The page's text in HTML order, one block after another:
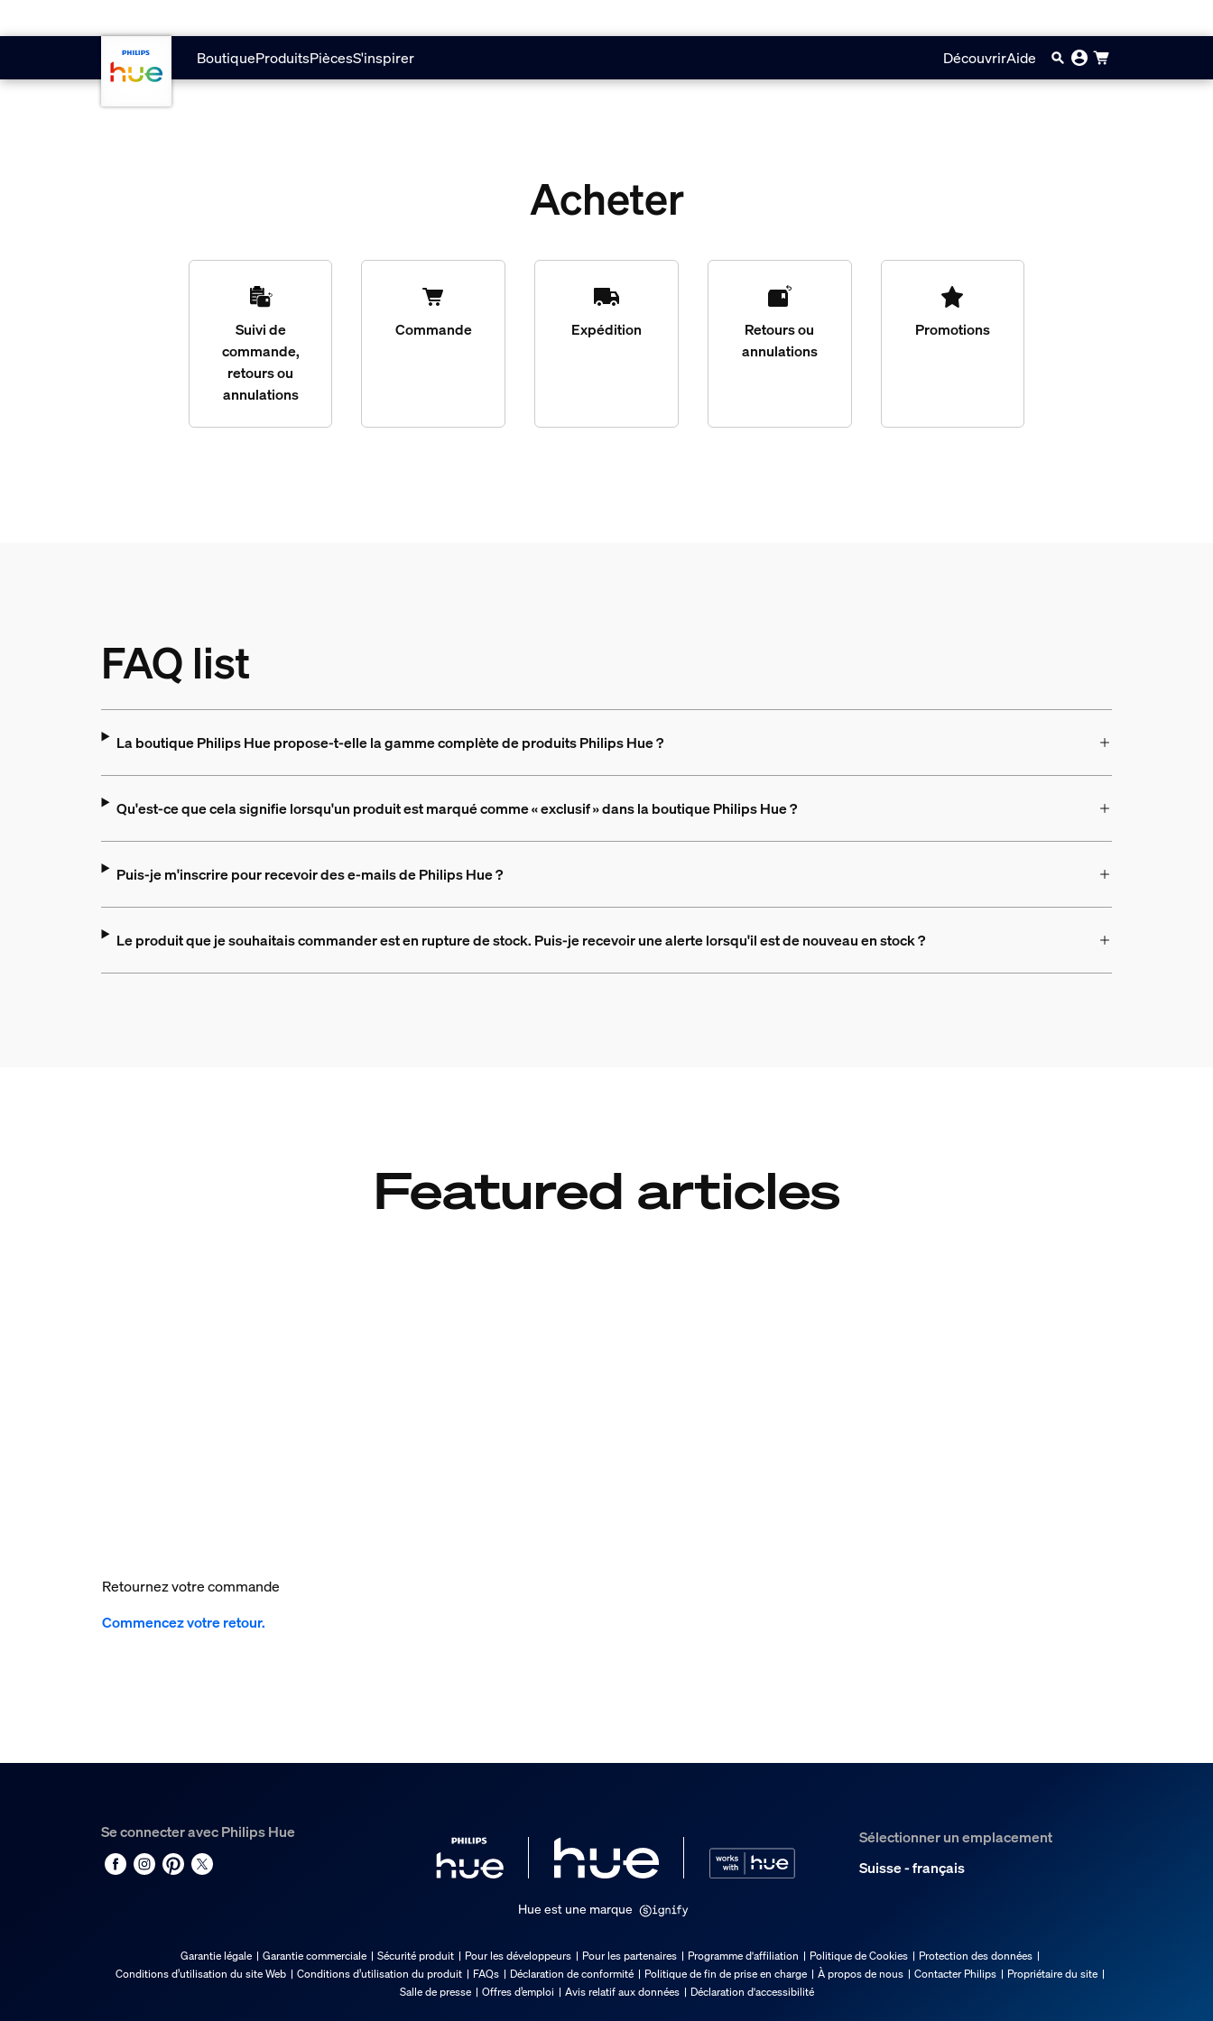
BoutiqueProduitsPiècesS'inspirer DécouvrirAide
Acheter
Suivi de
commande,
retours ou
annulations
Commande Expédition
Retours ou
annulations
Promotions
FAQ list
La boutique Philips Hue propose-t-elle la gamme complète de produits Philips Hue ?
Qu'est-ce que cela signifie lorsqu'un produit est marqué comme « exclusif » dans la boutique Philips Hue ?
Puis-je m'inscrire pour recevoir des e-mails de Philips Hue ?
Le produit que je souhaitais commander est en rupture de stock. Puis-je recevoir une alerte lorsqu'il est de nouveau en stock ?
Featured articles
Retournez votre commande
Commencez votre retour.
Se connecter avec Philips Hue
Sélectionner un emplacement
Suisse - français
Hue est une marque
Garantie légale Garantie commerciale Sécurité produit Pour les développeurs Pour les partenaires Programme d'affiliation Politique de Cookies
Protection des données
Conditions d’utilisation du site Web
Conditions d’utilisation du produit FAQs Déclaration de conformité Politique de fin de prise en charge À propos de nous Contacter Philips
Propriétaire du site
Salle de presse
Offres d’emploi Avis relatif aux données Déclaration d'accessibilité